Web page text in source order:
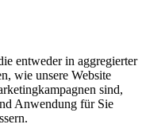
entweder in aggregierter
wie unsere Website
sind,
Anwendung für Sie